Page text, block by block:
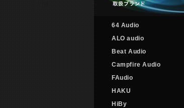
64 Audio
ALO audio
Beat Audio
Campfire Audio
FAudio
HAKU
HiBy